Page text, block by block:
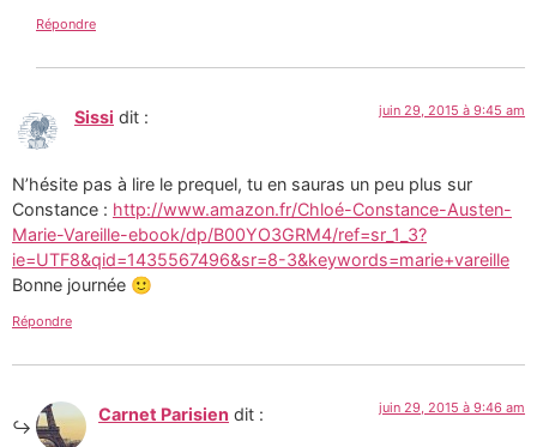
Répondre
Sissi dit : juin 29, 2015 à 9:45 am
N’hésite pas à lire le prequel, tu en sauras un peu plus sur
Constance : http://www.amazon.fr/Chloé-Constance-Austen-
Marie-Vareille-ebook/dp/B00YO3GRM4/ref=sr_1_3?
ie=UTF8&qid=1435567496&sr=8-3&keywords=marie+vareille
Bonne journée 🙂
Répondre
Carnet Parisien dit : juin 29, 2015 à 9:46 am